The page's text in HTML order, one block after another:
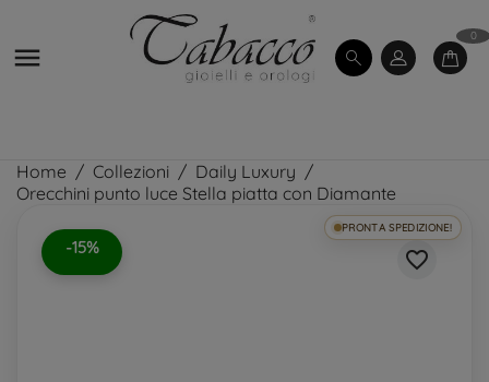

0
Home Collezioni
Daily Luxury
Orecchini punto luce Stella piatta con Diamante
-15%
PRONTA SPEDIZIONE!
favorite_border